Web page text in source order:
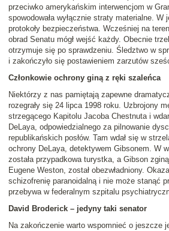
przeciwko amerykańskim interwencjom w
spowodowała wyłącznie straty materialne. W
protokoły bezpieczeństwa. Wcześniej na
obrad Senatu mógł wejść każdy. Obecnie
otrzymuje się po sprawdzeniu. Śledztwo w
i zakończyło się postawieniem zarzutów
Członkowie ochrony giną z ręki szaleńca
Niektórzy z nas pamiętają zapewne
rozegrały się 24 lipca 1998 roku. Uzbrojony
strzegącego Kapitolu Jacoba Chestnuta i
DeLaya, odpowiedzialnego za pilnowanie
republikańskich posłów. Tam wdał się w
ochrony DeLaya, detektywem Gibsonem. W
została przypadkowa turystka, a Gibson
Eugene Weston, został obezwładniony.
schizofrenię paranoidalną i nie może stanąć
przebywa w federalnym szpitalu
David Broderick – jedyny taki senator
Na zakończenie warto wspomnieć o jeszcze